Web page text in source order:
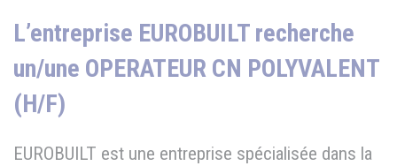
L’entreprise EUROBUILT recherche
un/une OPERATEUR CN POLYVALENT
(H/F)
EUROBUILT est une entreprise spécialisée dans la